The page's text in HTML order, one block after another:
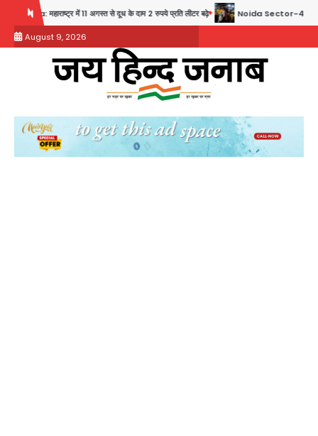
content
11 अगस्त से दूध के दाम 2 रुपये प्रति लीटर बढ़े Noida Sector-49: सेक्टर-49 में 18 साल की
August 9, 2026